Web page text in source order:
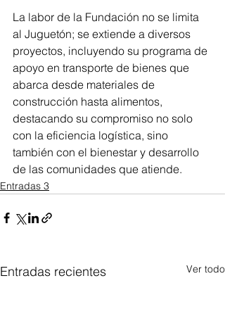
La labor de la Fundación no se limita
al Juguetón; se extiende a diversos
proyectos, incluyendo su programa de
apoyo en transporte de bienes que
abarca desde materiales de
construcción hasta alimentos,
destacando su compromiso no solo
con la eficiencia logística, sino
también con el bienestar y desarrollo
de las comunidades que atiende.
Entradas 3
Entradas recientes Ver todo